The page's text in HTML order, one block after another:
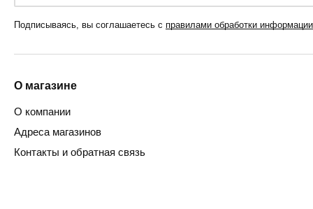
Подписываясь, вы соглашаетесь с правилами обработки информации
О магазине
О компании
Адреса магазинов
Контакты и обратная связь